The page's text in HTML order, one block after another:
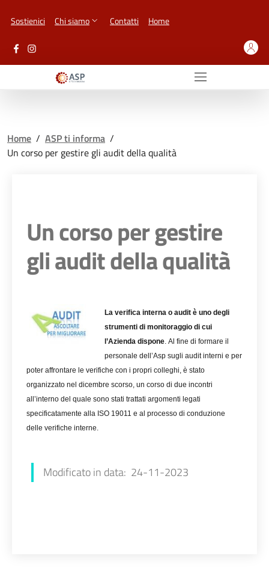
Sostienici Chi siamo Contatti Home
Home / ASP ti informa /
Un corso per gestire gli audit della qualità
Un corso per gestire
gli audit della qualità
La verifica interna o audit è uno degli
strumenti di monitoraggio di cui
l’Azienda dispone. Al fine di formare il
personale dell’Asp sugli audit interni e per
poter affrontare le verifiche con i propri colleghi, è stato
organizzato nel dicembre scorso, un corso di due incontri
all’interno del quale sono stati trattati argomenti legati
specificatamente alla ISO 19011 e al processo di conduzione
delle verifiche interne.
Modificato in data: 24-11-2023